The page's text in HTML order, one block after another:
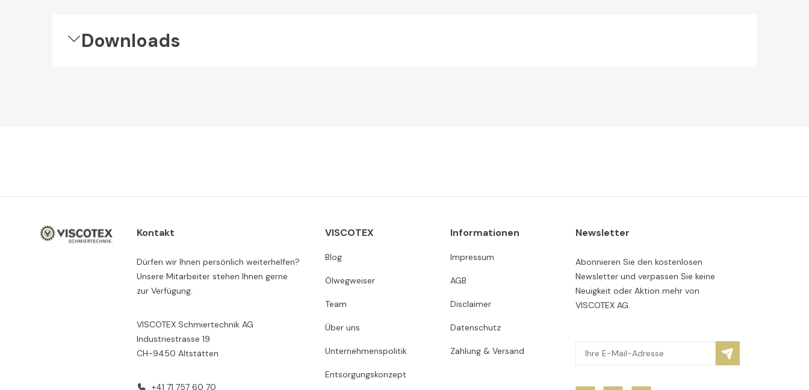
Downloads
Kontakt
Dürfen wir Ihnen persönlich weiterhelfen?
Unsere Mitarbeiter stehen Ihnen gerne
zur Verfügung.
VISCOTEX Schmiertechnik AG
Industriestrasse 19
CH-9450 Altstätten
+41 71 757 60 70
VISCOTEX
Blog
Ölwegweiser
Team
Über uns
Unternehmenspolitik
Entsorgungskonzept
Informationen
Impressum
AGB
Disclaimer
Datenschutz
Zahlung & Versand
Newsletter
Abonnieren Sie den kostenlosen
Newsletter und verpassen Sie keine
Neuigkeit oder Aktion mehr von
VISCOTEX AG.